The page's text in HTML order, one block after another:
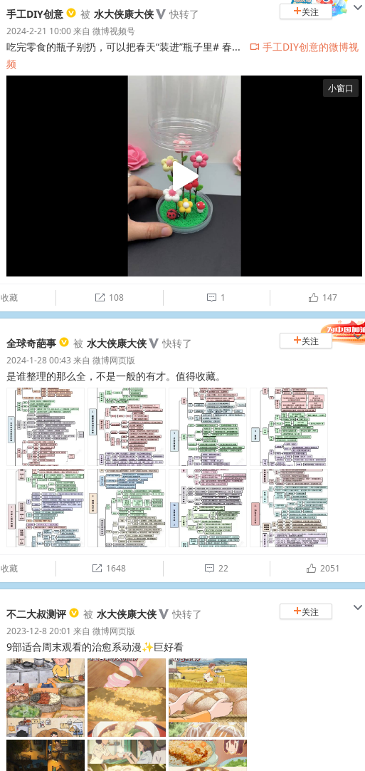
c
+关注
手工DIY创意 被 水大侠康大侠 快转了
2024-2-21 10:00来自 微博视频号
吃完零食的瓶子别扔，可以把春天“装进”瓶子里# 春... L 手工DIY创意的微博视
频
小窗口
收藏  108  1 ñ 147
c
+关注
全球奇葩事 被 水大侠康大侠 快转了
2024-1-28 00:43 来自 微博网页版
是谁整理的那么全，不是一般的有才。值得收藏。 ​​​​
收藏  1648  22 ñ 2051
c
+关注
不二大叔测评 被 水大侠康大侠 快转了
2023-12-8 20:01 来自 微博网页版
9部适合周末观看的治愈系动漫✨巨好看 ​ ​​​​